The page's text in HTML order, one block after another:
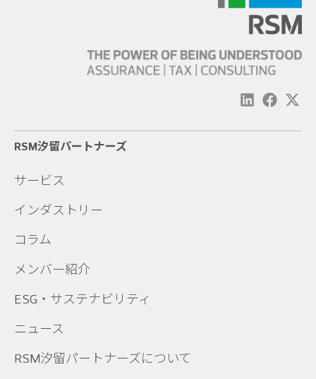
RSM汐留パートナーズ
サービス
インダストリー
コラム
メンバー紹介
ESG・サステナビリティ
ニュース
RSM汐留パートナーズについて